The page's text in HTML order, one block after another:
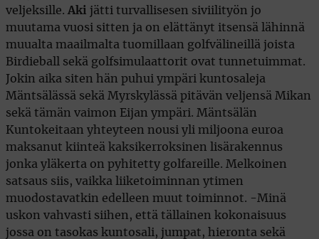
veljeksille. Aki jätti turvallisesen siviilityön jo
muutama vuosi sitten ja on elättänyt itsensä lähinnä
muualta maailmalta tuomillaan golfvälineillä joista
Birdieball sekä golfsimulaattorit ovat tunnetuimmat.
Jokin aika siten hän puhui ympäri kuntosaleja
Mäntsälässä sekä Myrskylässä pitävän veljensä Mikan
sekä tämän vaimon Eijan ympäri. Mäntsälän
Kuntokeitaan yhteyteen nousi yli miljoona euroa
maksanut kiinteä kaksikerroksinen lisärakennus
jonka yläkerta on pyhitetty golfareille. Melkoinen
satsaus siis, vaikka liiketoiminnan ytimen
muodostavatkin edelleen muut toiminnot. -Minä
uskon vahvasti siihen, että tällainen kokonaisuus
jossa on tasokas kuntosali, jumpat, hieronta sekä